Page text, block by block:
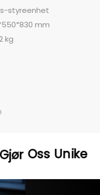
styreenhet
mm
kg
Gjør Oss Unike